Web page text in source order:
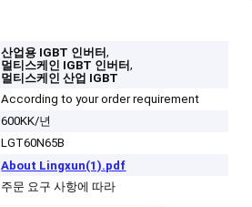
산업용 IGBT 인버터,
멀티스케인 IGBT 인버터,
멀티스케인 산업 IGBT
According to your order requirement
600KK/년
LGT60N65B
About Lingxun(1).pdf
주문 요구 사항에 따라